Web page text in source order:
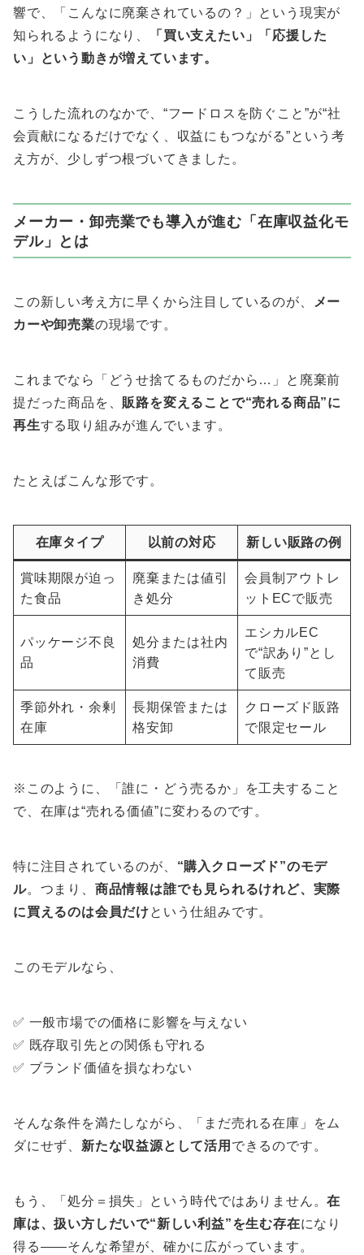
響で、「こんなに廃棄されているの？」という現実が
知られるようになり、
「買い支えたい」「応援した
い」という動きが増えています。
こうした流れのなかで、“フードロスを防ぐこと”が“社
会貢献になるだけでなく、収益にもつながる”という考
え方が、少しずつ根づいてきました。
メーカー・卸売業でも導入が進む「在庫収益化モ
デル」とは
この新しい考え方に早くから注目しているのが、
メー
カーや卸売業の現場です。
これまでなら「どうせ捨てるものだから…」と廃棄前
提だった商品を、 販路を変えることで“売れる商品”に
再生する取り組みが進んでいます。
たとえばこんな形です。
在庫タイプ 以前の対応 新しい販路の例
賞味期限が迫っ
た食品
廃棄または値引
き処分
会員制アウトレ
ットECで販売
パッケージ不良
品
処分または社内
消費
エシカルEC
で“訳あり”とし
て販売
季節外れ・余剰
在庫
長期保管または
格安卸
クローズド販路
で限定セール
※このように、「誰に・どう売るか」を工夫すること
で、在庫は“売れる価値”に変わるのです。
特に注目されているのが、 “購入クローズド”のモデ
ル。つまり、 商品情報は誰でも見られるけれど、実際
に買えるのは会員だけという仕組みです。
このモデルなら、
✅ 一般市場での価格に影響を与えない
✅ 既存取引先との関係も守れる
✅ ブランド価値を損なわない
そんな条件を満たしながら、「まだ売れる在庫」をム
ダにせず、 新たな収益源として活用 できるのです。
もう、「処分＝損失」という時代ではありません。在
庫は、扱い方しだいで“新しい利益”を生む存在になり
得る——そんな希望が、確かに広がっています。